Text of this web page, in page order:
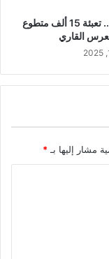
كان 2025.. تعبئة 15 ألف متطوع
القاري
مشار إليها بـ *